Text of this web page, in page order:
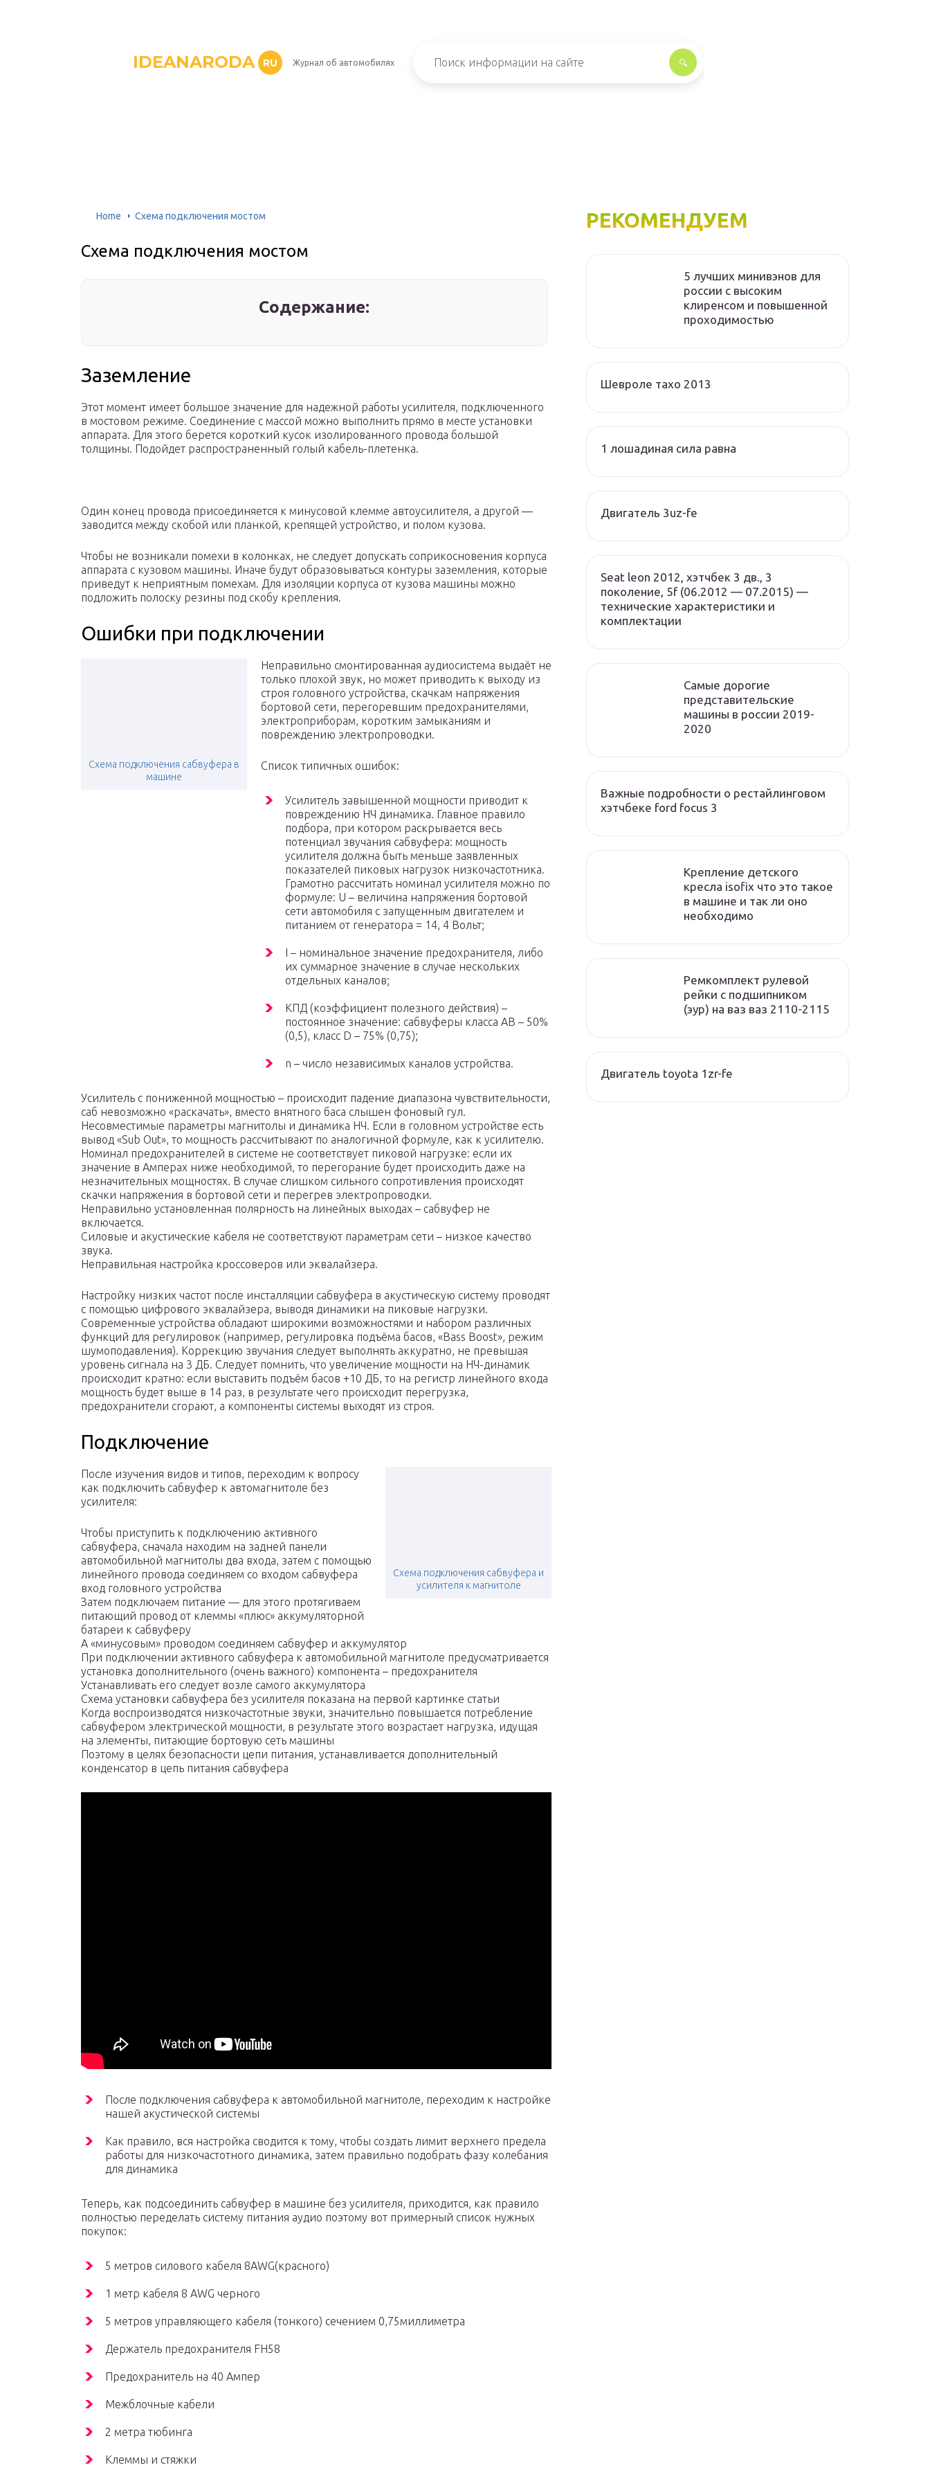
IDEANARODA RU Журнал об автомобилях
Home Схема подключения мостом
Схема подключения мостом
Содержание:
Заземление
Этот момент имеет большое значение для надежной работы усилителя, подключенного
в мостовом режиме. Соединение с массой можно выполнить прямо в месте установки
аппарата. Для этого берется короткий кусок изолированного провода большой
толщины. Подойдет распространенный голый кабель-плетенка.
Один конец провода присоединяется к минусовой клемме автоусилителя, а другой —
заводится между скобой или планкой, крепящей устройство, и полом кузова.
Чтобы не возникали помехи в колонках, не следует допускать соприкосновения корпуса
аппарата с кузовом машины. Иначе будут образовываться контуры заземления, которые
приведут к неприятным помехам. Для изоляции корпуса от кузова машины можно
подложить полоску резины под скобу крепления.
Ошибки при подключении
Схема подключения сабвуфера в
машине
Неправильно смонтированная аудиосистема выдаёт не
только плохой звук, но может приводить к выходу из
строя головного устройства, скачкам напряжения
бортовой сети, перегоревшим предохранителями,
электроприборам, коротким замыканиям и
повреждению электропроводки.
Список типичных ошибок:
Усилитель завышенной мощности приводит к
повреждению НЧ динамика. Главное правило
подбора, при котором раскрывается весь
потенциал звучания сабвуфера: мощность
усилителя должна быть меньше заявленных
показателей пиковых нагрузок низкочастотника.
Грамотно рассчитать номинал усилителя можно по
формуле: U – величина напряжения бортовой
сети автомобиля с запущенным двигателем и
питанием от генератора = 14, 4 Вольт;
I – номинальное значение предохранителя, либо
их суммарное значение в случае нескольких
отдельных каналов;
KПД (коэффициент полезного действия) –
постоянное значение: сабвуферы класса AB – 50%
(0,5), класс D – 75% (0,75);
n – число независимых каналов устройства.
Усилитель с пониженной мощностью – происходит падение диапазона чувствительности,
саб невозможно «раскачать», вместо внятного баса слышен фоновый гул.
Несовместимые параметры магнитолы и динамика НЧ. Если в головном устройстве есть
вывод «Sub Out», то мощность рассчитывают по аналогичной формуле, как к усилителю.
Номинал предохранителей в системе не соответствует пиковой нагрузке: если их
значение в Амперах ниже необходимой, то перегорание будет происходить даже на
незначительных мощностях. В случае слишком сильного сопротивления происходят
скачки напряжения в бортовой сети и перегрев электропроводки.
Неправильно установленная полярность на линейных выходах – сабвуфер не
включается.
Силовые и акустические кабеля не соответствуют параметрам сети – низкое качество
звука.
Неправильная настройка кроссоверов или эквалайзера.
Настройку низких частот после инсталляции сабвуфера в акустическую систему проводят
с помощью цифрового эквалайзера, выводя динамики на пиковые нагрузки.
Современные устройства обладают широкими возможностями и набором различных
функций для регулировок (например, регулировка подъёма басов, «Ваss Вооst», режим
шумоподавления). Коррекцию звучания следует выполнять аккуратно, не превышая
уровень сигнала на 3 ДБ. Следует помнить, что увеличение мощности на НЧ-динамик
происходит кратно: если выставить подъём басов +10 ДБ, то на регистр линейного входа
мощность будет выше в 14 раз, в результате чего происходит перегрузка,
предохранители сгорают, а компоненты системы выходят из строя.
Подключение
Схема подключения сабвуфера и
усилителя к магнитоле
После изучения видов и типов, переходим к вопросу
как подключить сабвуфер к автомагнитоле без
усилителя:
Чтобы приступить к подключению активного
сабвуфера, сначала находим на задней панели
автомобильной магнитолы два входа, затем с помощью
линейного провода соединяем со входом сабвуфера
вход головного устройства
Затем подключаем питание — для этого протягиваем
питающий провод от клеммы «плюс» аккумуляторной
батареи к сабвуферу
А «минусовым» проводом соединяем сабвуфер и аккумулятор
При подключении активного сабвуфера к автомобильной магнитоле предусматривается
установка дополнительного (очень важного) компонента – предохранителя
Устанавливать его следует возле самого аккумулятора
Схема установки сабвуфера без усилителя показана на первой картинке статьи
Когда воспроизводятся низкочастотные звуки, значительно повышается потребление
сабвуфером электрической мощности, в результате этого возрастает нагрузка, идущая
на элементы, питающие бортовую сеть машины
Поэтому в целях безопасности цепи питания, устанавливается дополнительный
конденсатор в цепь питания сабвуфера
После подключения сабвуфера к автомобильной магнитоле, переходим к настройке
нашей акустической системы
Как правило, вся настройка сводится к тому, чтобы создать лимит верхнего предела
работы для низкочастотного динамика, затем правильно подобрать фазу колебания
для динамика
Теперь, как подсоединить сабвуфер в машине без усилителя, приходится, как правило
полностью переделать систему питания аудио поэтому вот примерный список нужных
покупок:
5 метров силового кабеля 8AWG(красного)
1 метр кабеля 8 AWG черного
5 метров управляющего кабеля (тонкого) сечением 0,75миллиметра
Держатель предохранителя FH58
Предохранитель на 40 Ампер
Межблочные кабели
2 метра тюбинга
Клеммы и стяжки
РЕКОМЕНДУЕМ
5 лучших минивэнов для
россии с высоким
клиренсом и повышенной
проходимостью
Шевроле тахо 2013
1 лошадиная сила равна
Двигатель 3uz-fe
Seat leon 2012, хэтчбек 3 дв., 3
поколение, 5f (06.2012 — 07.2015) —
технические характеристики и
комплектации
Cамые дорогие
представительские
машины в россии 2019-
2020
Важные подробности о рестайлинговом
хэтчбеке ford focus 3
Крепление детского
кресла isofix что это такое
в машине и так ли оно
необходимо
Ремкомплект рулевой
рейки с подшипником
(эур) на ваз ваз 2110-2115
Двигатель toyota 1zr-fe